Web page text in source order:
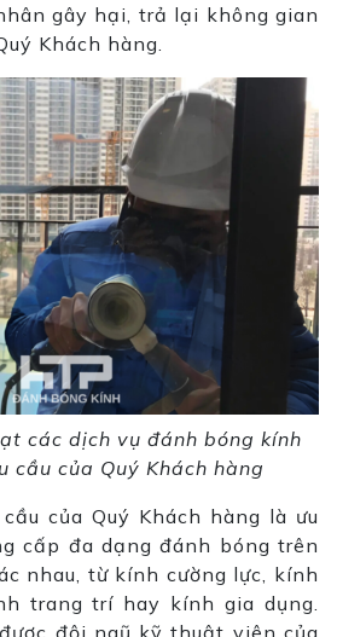
gây hại, trả lại không gian
Khách hàng.
các dịch vụ đánh bóng kính
cầu của Quý Khách hàng
của Quý Khách hàng là ưu
cấp đa dạng đánh bóng trên
nhau, từ kính cường lực, kính
trang trí hay kính gia dụng.
đội ngũ kỹ thuật viên của